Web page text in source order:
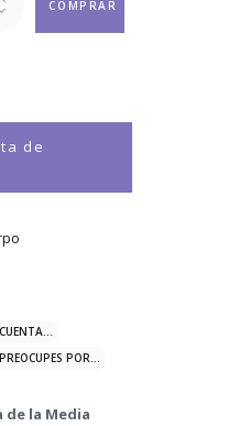
COMPRAR
de
POR...
de la Media